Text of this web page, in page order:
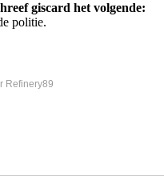
giscard het volgende:
politie.
Refinery89